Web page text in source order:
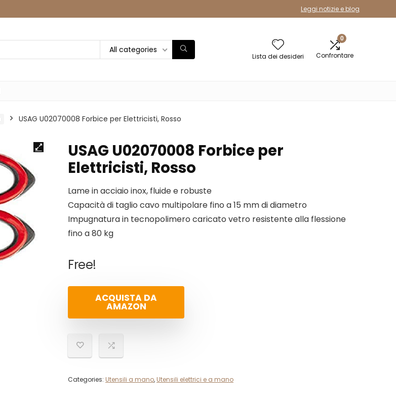
Leggi notizie e blog
All categories
Lista dei desideri
0
Confrontare
USAG U02070008 Forbice per Elettricisti, Rosso
USAG U02070008 Forbice per
Elettricisti, Rosso
Lame in acciaio inox, fluide e robuste
Capacità di taglio cavo multipolare fino a 15 mm di diametro
Impugnatura in tecnopolimero caricato vetro resistente alla flessione
fino a 80 kg
Free!
ACQUISTA DA
AMAZON
Categories: Utensili a mano, Utensili elettrici e a mano